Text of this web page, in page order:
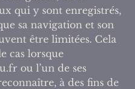
qui y sont enregistrés,
sa navigation et son
être limitées. Cela
cas lorsque
ou l’un de ses
à des fins de